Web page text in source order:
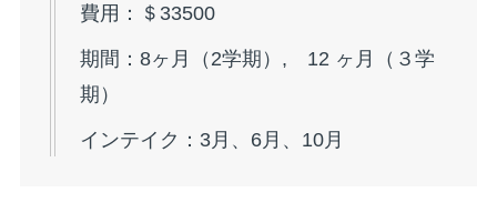
費用：＄33500
期間：8ヶ月（2学期）, 12 ヶ月（３学
期）
インテイク：3月、6月、10月